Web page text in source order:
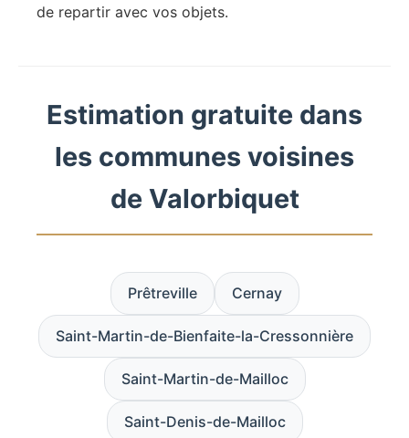
de repartir avec vos objets.
Estimation gratuite dans
les communes voisines
de Valorbiquet
Prêtreville Cernay
Saint-Martin-de-Bienfaite-la-Cressonnière
Saint-Martin-de-Mailloc
Saint-Denis-de-Mailloc